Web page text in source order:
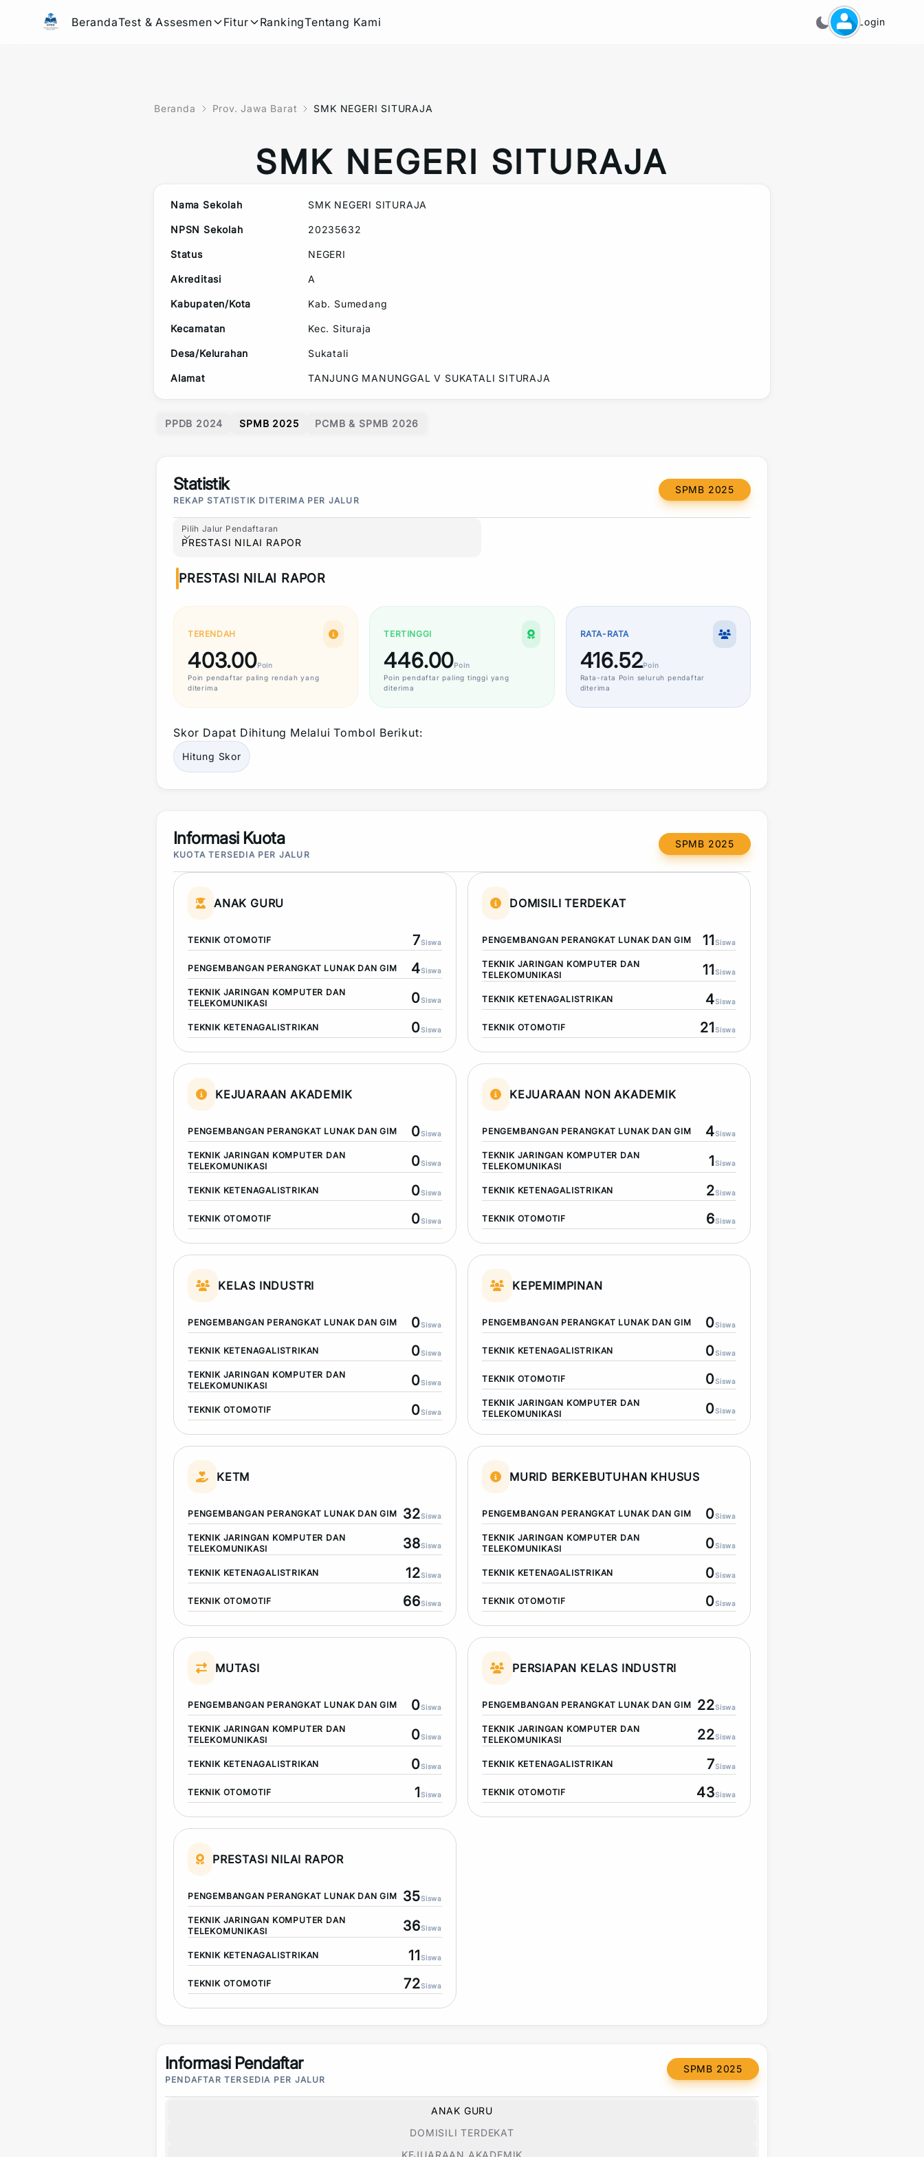
BerandaTest & Assesmen Fitur RankingTentang Kami Login
Beranda Prov. Jawa Barat SMK NEGERI SITURAJA
SMK NEGERI SITURAJA
Nama Sekolah SMK NEGERI SITURAJA
NPSN Sekolah 20235632
Status NEGERI
Akreditasi A
Kabupaten/Kota Kab. Sumedang
Kecamatan Kec. Situraja
Desa/Kelurahan Sukatali
Alamat TANJUNG MANUNGGAL V SUKATALI SITURAJA
PPDB 2024 SPMB 2025 PCMB & SPMB 2026
Statistik
REKAP STATISTIK DITERIMA PER JALUR
SPMB 2025
Pilih Jalur Pendaftaran
Pilih Jalur Pendaftaran
PRESTASI NILAI RAPOR
PRESTASI NILAI RAPOR
TERENDAH
403.00Poin
Poin pendaftar paling rendah yang
diterima
TERTINGGI
446.00Poin
Poin pendaftar paling tinggi yang
diterima
RATA-RATA
416.52Poin
Rata-rata Poin seluruh pendaftar
diterima
Skor Dapat Dihitung Melalui Tombol Berikut:
Hitung Skor
Informasi Kuota
KUOTA TERSEDIA PER JALUR
SPMB 2025
ANAK GURU
TEKNIK OTOMOTIF 7Siswa
PENGEMBANGAN PERANGKAT LUNAK DAN GIM 4Siswa
TEKNIK JARINGAN KOMPUTER DAN
TELEKOMUNIKASI
0Siswa
TEKNIK KETENAGALISTRIKAN 0Siswa
DOMISILI TERDEKAT
PENGEMBANGAN PERANGKAT LUNAK DAN GIM 11Siswa
TEKNIK JARINGAN KOMPUTER DAN
TELEKOMUNIKASI
11Siswa
TEKNIK KETENAGALISTRIKAN 4Siswa
TEKNIK OTOMOTIF 21Siswa
KEJUARAAN AKADEMIK
PENGEMBANGAN PERANGKAT LUNAK DAN GIM 0Siswa
TEKNIK JARINGAN KOMPUTER DAN
TELEKOMUNIKASI
0Siswa
TEKNIK KETENAGALISTRIKAN 0Siswa
TEKNIK OTOMOTIF 0Siswa
KEJUARAAN NON AKADEMIK
PENGEMBANGAN PERANGKAT LUNAK DAN GIM 4Siswa
TEKNIK JARINGAN KOMPUTER DAN
TELEKOMUNIKASI
1Siswa
TEKNIK KETENAGALISTRIKAN 2Siswa
TEKNIK OTOMOTIF 6Siswa
KELAS INDUSTRI
PENGEMBANGAN PERANGKAT LUNAK DAN GIM 0Siswa
TEKNIK KETENAGALISTRIKAN 0Siswa
TEKNIK JARINGAN KOMPUTER DAN
TELEKOMUNIKASI
0Siswa
TEKNIK OTOMOTIF 0Siswa
KEPEMIMPINAN
PENGEMBANGAN PERANGKAT LUNAK DAN GIM 0Siswa
TEKNIK KETENAGALISTRIKAN 0Siswa
TEKNIK OTOMOTIF 0Siswa
TEKNIK JARINGAN KOMPUTER DAN
TELEKOMUNIKASI
0Siswa
KETM
PENGEMBANGAN PERANGKAT LUNAK DAN GIM 32Siswa
TEKNIK JARINGAN KOMPUTER DAN
TELEKOMUNIKASI
38Siswa
TEKNIK KETENAGALISTRIKAN 12Siswa
TEKNIK OTOMOTIF 66Siswa
MURID BERKEBUTUHAN KHUSUS
PENGEMBANGAN PERANGKAT LUNAK DAN GIM 0Siswa
TEKNIK JARINGAN KOMPUTER DAN
TELEKOMUNIKASI
0Siswa
TEKNIK KETENAGALISTRIKAN 0Siswa
TEKNIK OTOMOTIF 0Siswa
MUTASI
PENGEMBANGAN PERANGKAT LUNAK DAN GIM 0Siswa
TEKNIK JARINGAN KOMPUTER DAN
TELEKOMUNIKASI
0Siswa
TEKNIK KETENAGALISTRIKAN 0Siswa
TEKNIK OTOMOTIF 1Siswa
PERSIAPAN KELAS INDUSTRI
PENGEMBANGAN PERANGKAT LUNAK DAN GIM 22Siswa
TEKNIK JARINGAN KOMPUTER DAN
TELEKOMUNIKASI
22Siswa
TEKNIK KETENAGALISTRIKAN 7Siswa
TEKNIK OTOMOTIF 43Siswa
PRESTASI NILAI RAPOR
PENGEMBANGAN PERANGKAT LUNAK DAN GIM 35Siswa
TEKNIK JARINGAN KOMPUTER DAN
TELEKOMUNIKASI
36Siswa
TEKNIK KETENAGALISTRIKAN 11Siswa
TEKNIK OTOMOTIF 72Siswa
Informasi Pendaftar
PENDAFTAR TERSEDIA PER JALUR
SPMB 2025
ANAK GURU
DOMISILI TERDEKAT
KEJUARAAN AKADEMIK